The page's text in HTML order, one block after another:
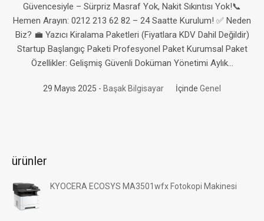
Güvencesiyle – Sürpriz Masraf Yok, Nakit Sıkıntısı Yok!📞
Hemen Arayın: 0212 213 62 82 – 24 Saatte Kurulum! ✅ Neden
Biz? 💼 Yazıcı Kiralama Paketleri (Fiyatlara KDV Dahil Değildir)
Startup Başlangıç Paketi Profesyonel Paket Kurumsal Paket
Özellikler: Gelişmiş Güvenli Doküman Yönetimi Aylık...
29 Mayıs 2025 Başak Bilgisayar İçinde Genel
ürünler
KYOCERA ECOSYS MA3501wfx Fotokopi Makinesi